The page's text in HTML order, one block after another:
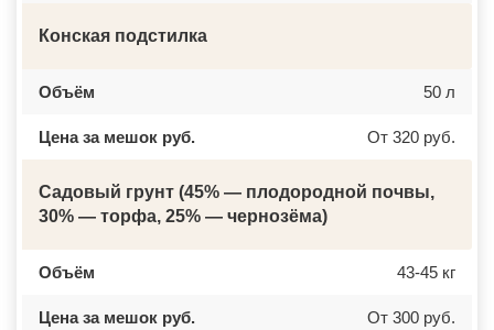
ЗАГОРЯНСКИЙ
ЗАРЕЧЬЕ
ЗЕЛЕНОГРАД
ЗЕЛЕНОГРАДСКИЙ
ИВАНТЕЕВКА
ИСТРА
КИЕВСКИЙ
КЛЯЗЬМА
ЗЛАТОУСТ
НОВОЧЕБОКСАРСК
Конская подстилка
Объём 50 л
Цена за мешок руб. От 320 руб.
Садовый грунт (45% — плодородной почвы,
30% — торфа, 25% — чернозёма)
Объём 43-45 кг
Цена за мешок руб. От 300 руб.